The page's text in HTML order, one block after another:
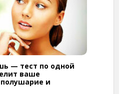
— тест по одной
ваше
и